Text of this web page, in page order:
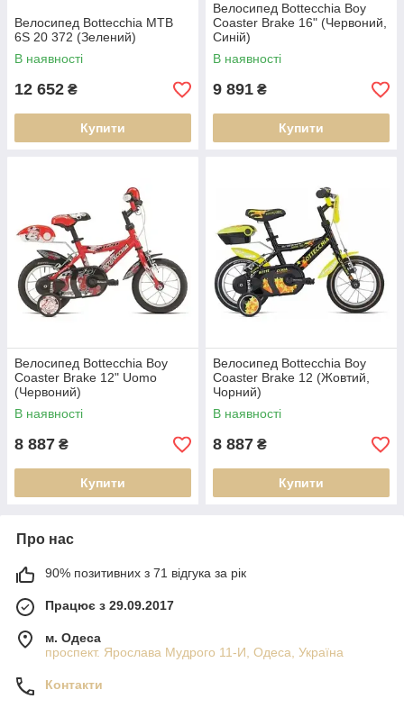
Велосипед Bottecchia MTB
6S 20 372 (Зелений)
В наявності
12 652 ₴
Купити
Велосипед Bottecchia Boy
Coaster Brake 16" (Червоний,
Синій)
В наявності
9 891 ₴
Купити
Велосипед Bottecchia Boy
Coaster Brake 12" Uomo
(Червоний)
В наявності
8 887 ₴
Купити
Велосипед Bottecchia Boy
Coaster Brake 12 (Жовтий,
Чорний)
В наявності
8 887 ₴
Купити
Про нас
90% позитивних з 71 відгука за рік
Працює з 29.09.2017
м. Одеса
проспект. Ярослава Мудрого 11-И, Одеса, Україна
Контакти